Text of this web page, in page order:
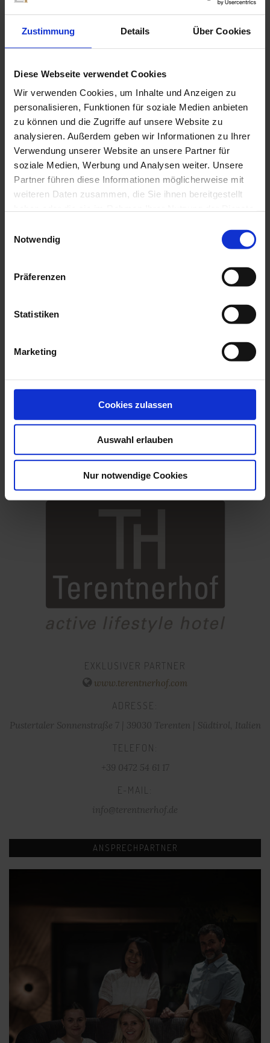
Zustimmung Details Über Cookies
Diese Webseite verwendet Cookies
Wir verwenden Cookies, um Inhalte und Anzeigen zu
personalisieren, Funktionen für soziale Medien anbieten
zu können und die Zugriffe auf unsere Website zu
analysieren. Außerdem geben wir Informationen zu Ihrer
Verwendung unserer Website an unsere Partner für
soziale Medien, Werbung und Analysen weiter. Unsere
Partner führen diese Informationen möglicherweise mit
weiteren Daten zusammen, die Sie ihnen bereitgestellt
Notwendig
Präferenzen
Statistiken
Marketing
Cookies zulassen
Auswahl erlauben
Nur notwendige Cookies
• 7 Übernachtungen mit Halbpension
• 1 geführte Sonnenaufgangswanderung mit herrlichem
Dolomitenblick
• Täglich weitere geführte Erlebnis- und
• Leihstöcke, Leihrucksack, Wanderkarten
Preise und weitere Infos finden Siehier.
Hotel Terentnerhof
Hotel Terentnerhof
EXKLUSIVER PARTNER
www.terentnerhof.com
ADRESSE:
Pustertaler Sonnenstraße 7 | 39030 Terenten | Südtirol, Italien
TELEFON:
+39 0472 54 61 17
E-MAIL:
info@terentnerhof.de
ANSPRECHPARTNER